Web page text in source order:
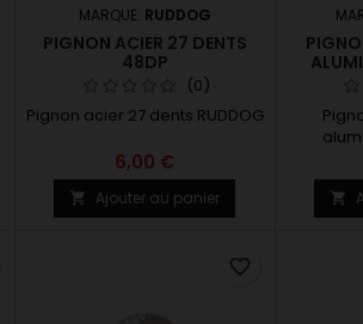
MARQUE: RUDDOG
PIGNON ACIER 27 DENTS
48DP
(0)
Pignon acier 27 dents RUDDOG
6,00 €
 Ajouter au panier 
favorite_border